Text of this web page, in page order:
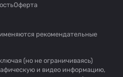
Оферта
рекомендательные
(но не ограничиваясь)
и видео информацию,